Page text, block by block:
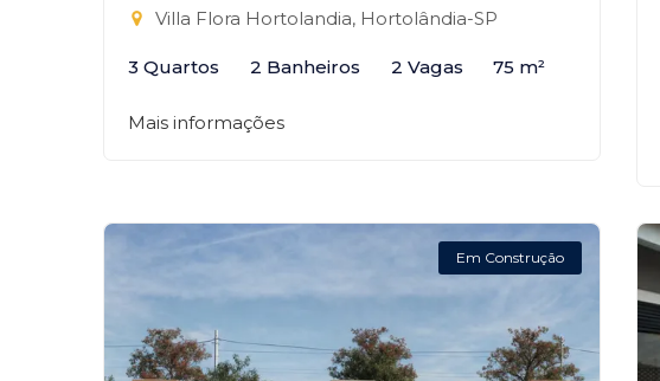
Villa Flora Hortolandia, Hortolândia-SP
3 Quartos 2 Banheiros 2 Vagas 75 m²
Mais informações
Em Construção